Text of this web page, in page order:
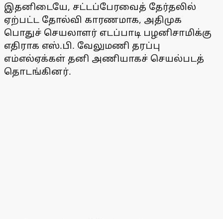
இதனிடையே, சட்டப்பேரவைத் தேர்தலில்
ஏற்பட்ட தோல்வி காரணமாக, அதிமுக
பொதுச் செயலாளர் எடப்பாடி பழனிசாமிக்கு
எதிராக எஸ்.பி. வேலுமணி தரப்பு
எம்எல்ஏக்கள் தனி அணியாகச் செயல்படத்
தொடங்கினர்.